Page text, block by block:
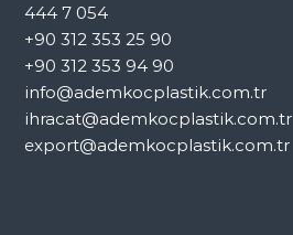
444 7 054
+90 312 353 25 90
+90 312 353 94 90
info@ademkocplastik.com.tr
ihracat@ademkocplastik.com.tr
export@ademkocplastik.com.tr